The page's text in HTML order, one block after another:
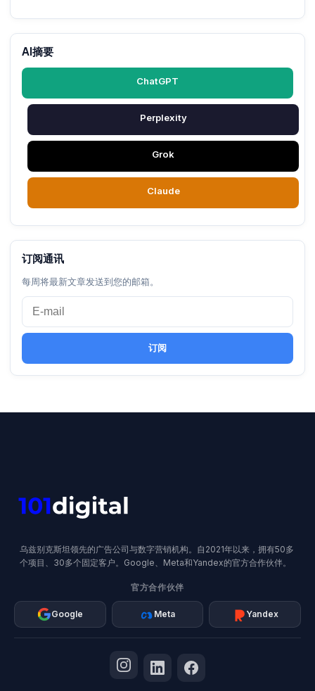
AI摘要
ChatGPT
Perplexity
Grok
Claude
订阅通讯
每周将最新文章发送到您的邮箱。
订阅
乌兹别克斯坦领先的广告公司与数字营销机构。自2021年以来，拥有50多
个项目、30多个固定客户。Google、Meta和Yandex的官方合作伙伴。
官方合作伙伴
Google Meta Yandex